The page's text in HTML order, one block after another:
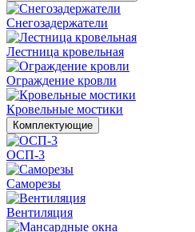
Снегозадержатели
Лестница кровельная
Ограждение кровли
Кровельные мостики
Комплектующие
ОСП-3
Саморезы
Вентиляция